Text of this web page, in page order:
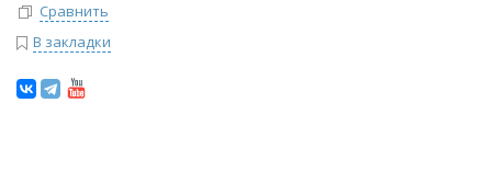
Сравнить
В закладки